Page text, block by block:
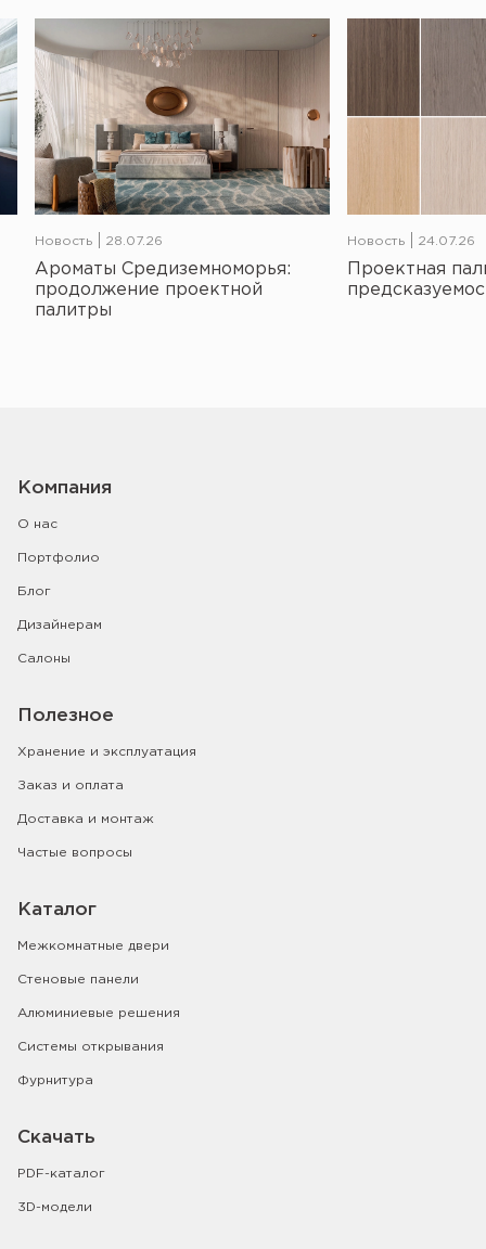
Новость 28.07.26
Ароматы Средиземноморья:
продолжение проектной
палитры
Новость 24.07.26
Проектная
Компания
О нас
Портфолио
Блог
Дизайнерам
Салоны
Полезное
Хранение и эксплуатация
Заказ и оплата
Доставка и монтаж
Частые вопросы
Каталог
Межкомнатные двери
Стеновые панели
Алюминиевые решения
Системы открывания
Фурнитура
Скачать
PDF-каталог
3D-модели